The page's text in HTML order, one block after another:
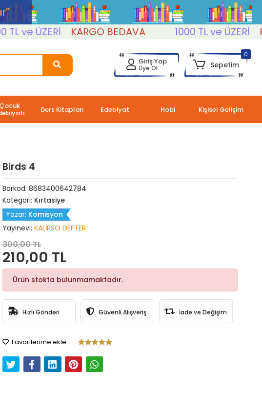
ve ÜZERİ KARGO BEDAVA 1000 TL ve ÜZERİ
Giriş Yap
Üye Ol
0
Sepetim
Çocuk Ders Kitapları Edebiyat Hobi Kişisel Gelişim
Birds 4
Barkod: 8683400642784
Kategori: Kırtasiye
Yazar: Komisyon
Yayınevi: KALİPSO DEFTER
300,00 TL
210,00 TL
Ürün stokta bulunmamaktadır.
Hızlı Gönderi Güvenli Alışveriş İade ve Değişim
Favorilerime ekle